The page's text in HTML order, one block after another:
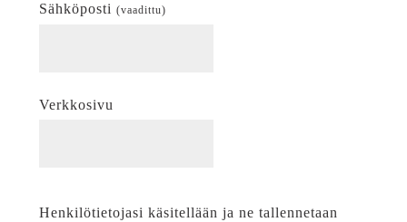
Sähköposti (vaadittu)
Verkkosivu
Henkilötietojasi käsitellään ja ne tallennetaan